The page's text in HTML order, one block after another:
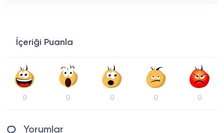
İçeriği Puanla
0 0 0 0 0
Yorumlar